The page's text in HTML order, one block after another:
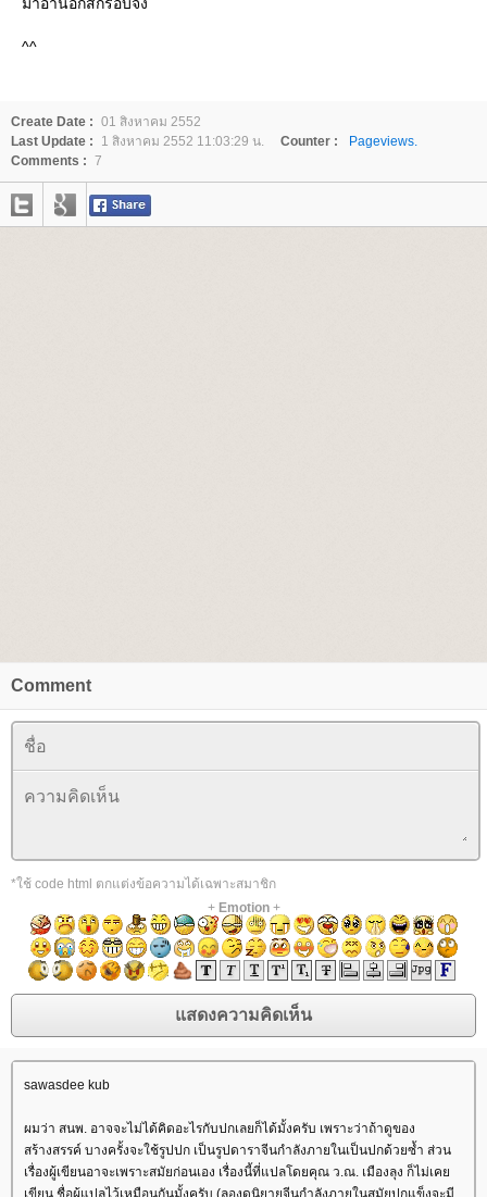
^^
Create Date : 01 สิงหาคม 2552
Last Update :
1 สิงหาคม 2552 11:03:29 น. Counter :
Pageviews.
Comments : 7
Comment
*ใช้ code html ตกแต่งข้อความได้เฉพาะสมาชิก
+ Emotion+
sawasdee kub
ผมว่า สนพ. อาจจะไม่ได้คิดอะไรกับปกเลยก็ได้มั้งครับ เพราะว่าถ้าดูของ
สร้างสรรค์ บางครั้งจะใช้รูปปก เป็นรูปดาราจีนกำลังภายในเป็นปกด้วยซ้ำ ส่วน
เรื่องผู้เขียนอาจะเพราะสมัยก่อนเอง เรื่องนี้ที่แปลโดยคุณ ว.ณ. เมืองลุง ก็ไม่เค
เขียน ชื่อผู้แปลไว้เหมือนกันมั้งครับ (ลองดูนิยายจีนกำลังภายในสมัยปกแข็งจะมี